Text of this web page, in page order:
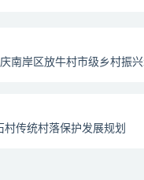
南岸区放牛村市级乡村振
传统村落保护发展规划